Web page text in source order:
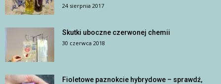
24 sierpnia 2017
Skutki uboczne czerwonej chemii
30 czerwca 2018
Fioletowe paznokcie hybrydowe – sprawdź,